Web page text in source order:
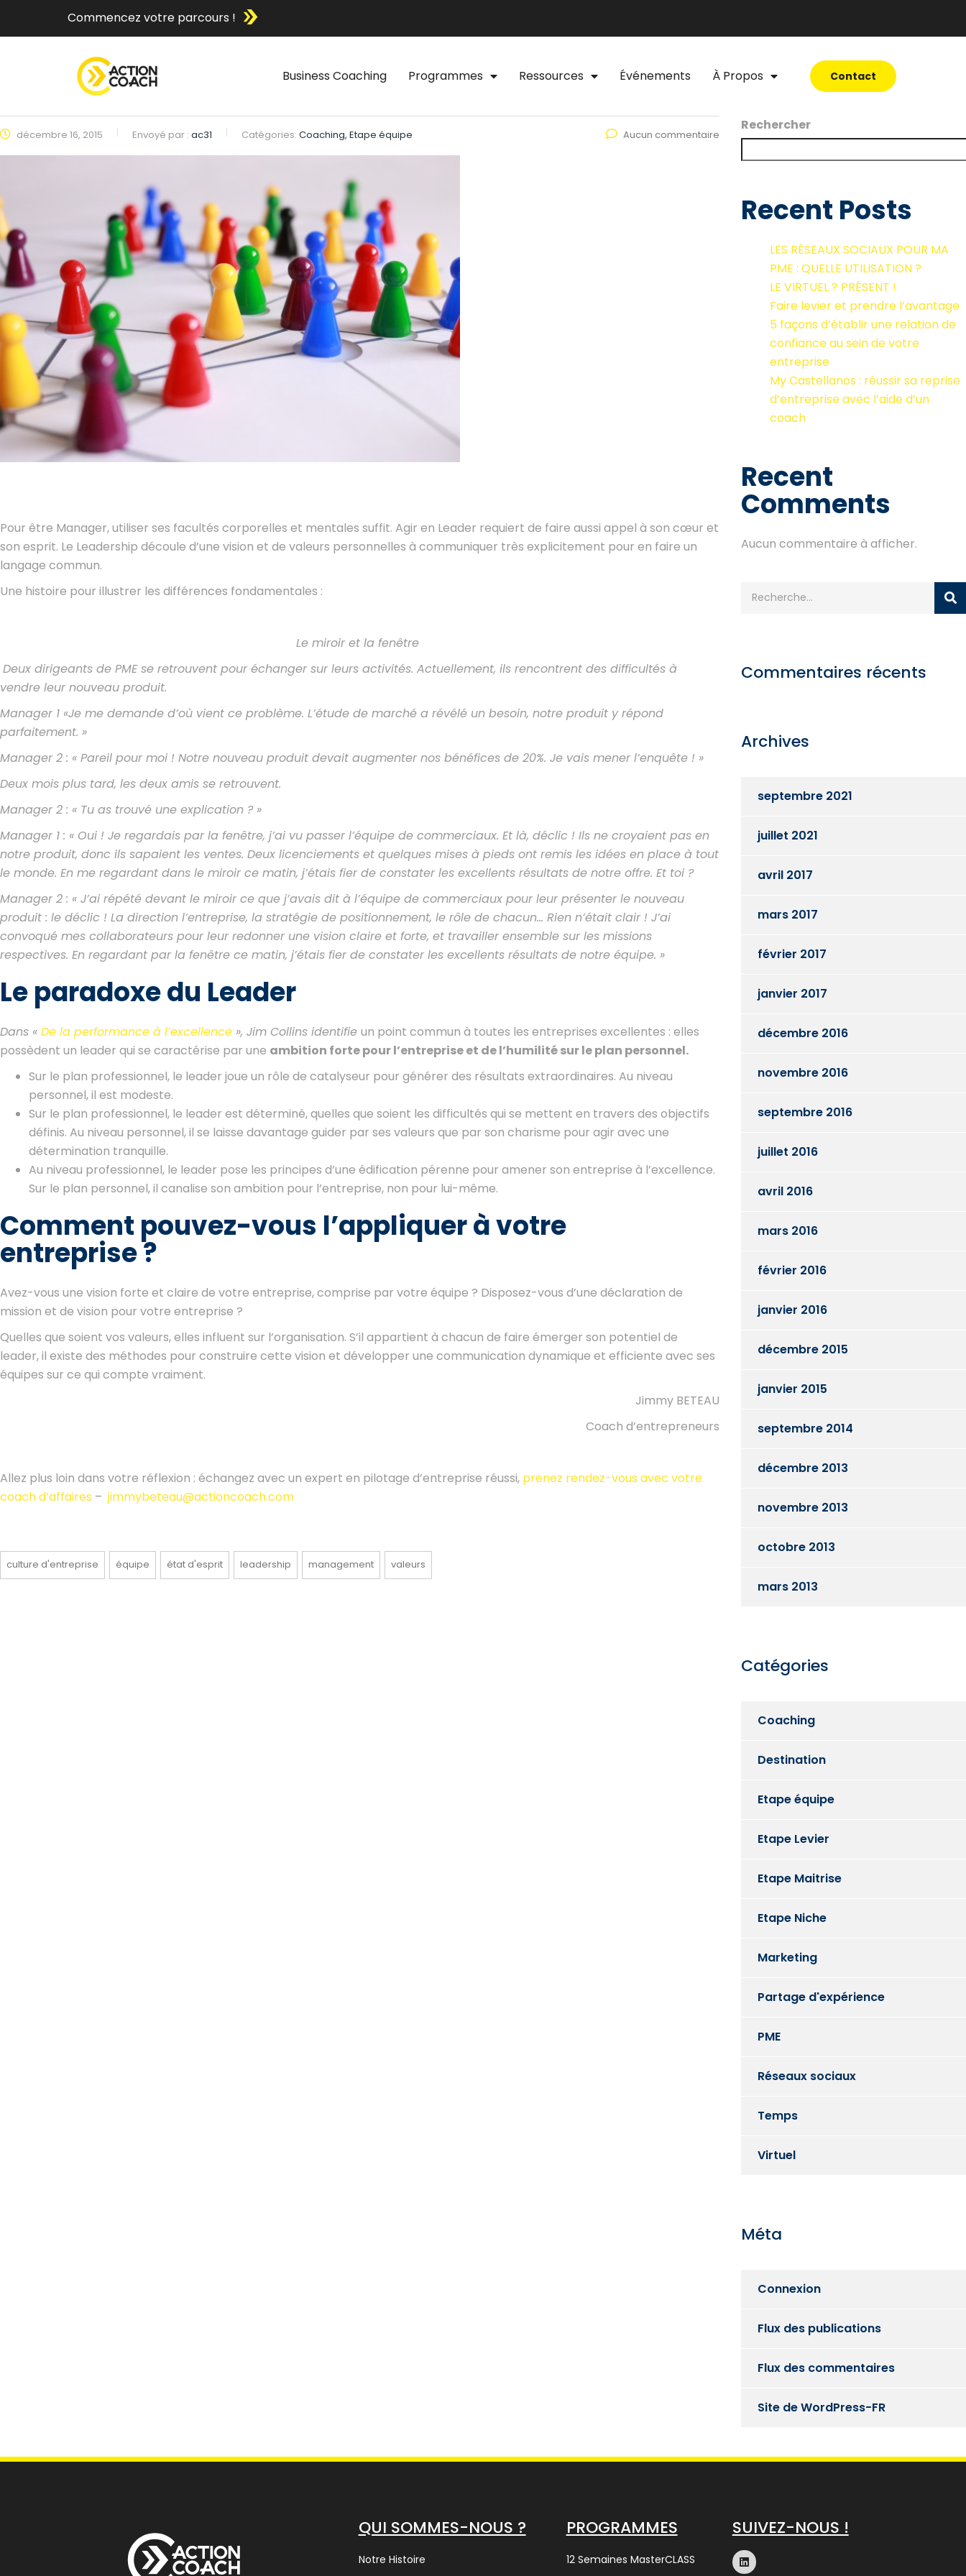
Commencez votre parcours !
Business Coaching Programmes Ressources Événements À Propos Contact
décembre 16, 2015 Envoyé par : ac31 Catégories: Coaching, Etape équipe Aucun commentaire
Pour être Manager, utiliser ses facultés corporelles et mentales suffit. Agir en Leader requiert de faire aussi appel à son cœur et
son esprit. Le Leadership découle d’une vision et de valeurs personnelles à communiquer très explicitement pour en faire un
langage commun.
Une histoire pour illustrer les différences fondamentales :
Le miroir et la fenêtre
Deux dirigeants de PME se retrouvent pour échanger sur leurs activités. Actuellement, ils rencontrent des difficultés à
vendre leur nouveau produit.
Manager 1 «Je me demande d’où vient ce problème. L’étude de marché a révélé un besoin, notre produit y répond
parfaitement. »
Manager 2 : « Pareil pour moi ! Notre nouveau produit devait augmenter nos bénéfices de 20%. Je vais mener l’enquête ! »
Deux mois plus tard, les deux amis se retrouvent.
Manager 2 : « Tu as trouvé une explication ? »
Manager 1 : « Oui ! Je regardais par la fenêtre, j’ai vu passer l’équipe de commerciaux. Et là, déclic ! Ils ne croyaient pas en
notre produit, donc ils sapaient les ventes. Deux licenciements et quelques mises à pieds ont remis les idées en place à tout
le monde. En me regardant dans le miroir ce matin, j’étais fier de constater les excellents résultats de notre offre. Et toi ?
Manager 2 : « J’ai répété devant le miroir ce que j’avais dit à l’équipe de commerciaux pour leur présenter le nouveau
produit : le déclic ! La direction l’entreprise, la stratégie de positionnement, le rôle de chacun… Rien n’était clair ! J’ai
convoqué mes collaborateurs pour leur redonner une vision claire et forte, et travailler ensemble sur les missions
respectives. En regardant par la fenêtre ce matin, j’étais fier de constater les excellents résultats de notre équipe. »
Le paradoxe du Leader
Dans « De la performance à l’excellence », Jim Collins identifie un point commun à toutes les entreprises excellentes : elles
possèdent un leader qui se caractérise par une ambition forte pour l’entreprise et de l’humilité sur le plan personnel.
Sur le plan professionnel, le leader joue un rôle de catalyseur pour générer des résultats extraordinaires. Au niveau
personnel, il est modeste.
Sur le plan professionnel, le leader est déterminé, quelles que soient les difficultés qui se mettent en travers des objectifs
définis. Au niveau personnel, il se laisse davantage guider par ses valeurs que par son charisme pour agir avec une
détermination tranquille.
Au niveau professionnel, le leader pose les principes d’une édification pérenne pour amener son entreprise à l’excellence.
Sur le plan personnel, il canalise son ambition pour l’entreprise, non pour lui-même.
Comment pouvez-vous l’appliquer à votre
entreprise ?
Avez-vous une vision forte et claire de votre entreprise, comprise par votre équipe ? Disposez-vous d’une déclaration de
mission et de vision pour votre entreprise ?
Quelles que soient vos valeurs, elles influent sur l’organisation. S’il appartient à chacun de faire émerger son potentiel de
leader, il existe des méthodes pour construire cette vision et développer une communication dynamique et efficiente avec ses
équipes sur ce qui compte vraiment.
Jimmy BETEAU
Coach d’entrepreneurs
Allez plus loin dans votre réflexion : échangez avec un expert en pilotage d’entreprise réussi, prenez rendez-vous avec votre
coach d’affaires – jimmybeteau@actioncoach.com
culture d'entreprise équipe état d'esprit leadership management valeurs
Rechercher
Recent Posts
LES RÉSEAUX SOCIAUX POUR MA
PME : QUELLE UTILISATION ?
LE VIRTUEL ? PRÉSENT !
Faire levier et prendre l’avantage
5 façons d’établir une relation de
confiance au sein de votre
entreprise
My Castellanos : réussir sa reprise
d’entreprise avec l’aide d’un
coach
Recent
Comments
Aucun commentaire à afficher.
Commentaires récents
Archives
septembre 2021
juillet 2021
avril 2017
mars 2017
février 2017
janvier 2017
décembre 2016
novembre 2016
septembre 2016
juillet 2016
avril 2016
mars 2016
février 2016
janvier 2016
décembre 2015
janvier 2015
septembre 2014
décembre 2013
novembre 2013
octobre 2013
mars 2013
Catégories
Coaching
Destination
Etape équipe
Etape Levier
Etape Maitrise
Etape Niche
Marketing
Partage d'expérience
PME
Réseaux sociaux
Temps
Virtuel
Méta
Connexion
Flux des publications
Flux des commentaires
Site de WordPress-FR
QUI SOMMES-NOUS ?
Notre Histoire
PROGRAMMES
12 Semaines MasterCLASS
SUIVEZ-NOUS !